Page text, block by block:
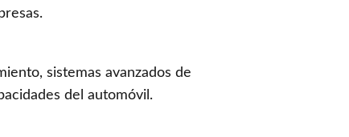
sistemas avanzados de
del automóvil.